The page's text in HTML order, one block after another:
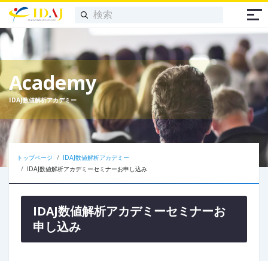
Academy
IDAJ数値解析アカデミー
トップページ
IDAJ数値解析アカデミー
IDAJ数値解析アカデミーセミナーお申し込み
IDAJ数値解析アカデミーセミナーお
申し込み